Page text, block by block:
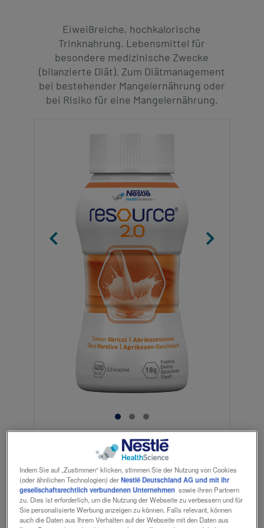
Social
revamp
v2
Ansicht wechseln
Eiweißreiche, hochkalorische
Trinknahrung. Lebensmittel für
besondere medizinische Zwecke
(bilanzierte Diät). Zum Diätmanagement
bei bestehender Mangelernährung oder
bei Risiko für eine Mangelernährung.
Indikationen
Zum Diätmanagement bei bestehender
Mangelernährung oder bei Risiko für eine
Indem Sie auf „Zustimmen“ klicken, stimmen Sie der Nutzung von Cookies
(oder ähnlichen Technologien) derNestlé Deutschland AG und mit ihr
gesellschaftsrechtlich verbundenen Unternehmen sowie ihren Partnern
zu. Dies ist erforderlich, um die Nutzung der Webseite zu verbessern und für
Sie personalisierte Werbung anzeigen zu können. Falls relevant, können
auch die Daten aus Ihrem Verhalten auf der Webseite mit den Daten aus